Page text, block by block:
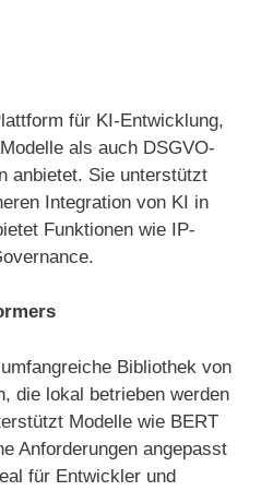
für KI-Entwicklung,
als auch DSGVO-
anbietet. Sie unterstützt
Integration von KI in
Funktionen wie IP-
Bibliothek von
die lokal betrieben werden
Modelle wie BERT
Anforderungen angepasst
für Entwickler und